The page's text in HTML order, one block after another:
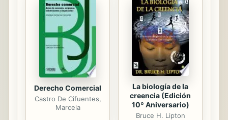
Derecho Comercial
Castro De Cifuentes,
Marcela
La biología de la
creencia (Edición
10º Aniversario)
Bruce H. Lipton